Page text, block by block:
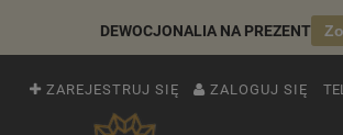
DEWOCJONALIA NA PREZENT
ZAREJESTRUJ SIĘ ZALOGUJ SIĘ